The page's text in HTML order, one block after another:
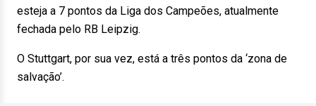
esteja a 7 pontos da Liga dos Campeões, atualmente
fechada pelo RB Leipzig.
O Stuttgart, por sua vez, está a três pontos da ‘zona de
salvação’.